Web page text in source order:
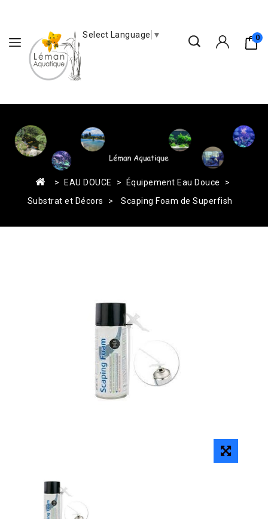
0
Select Language ▼
EAU DOUCE
Équipement Eau Douce
Substrat et Décors
Scaping Foam de Superfish